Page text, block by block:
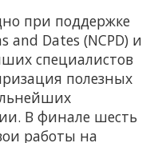
при поддержке
and Dates (NCPD) и
специалистов
полезных
В финале шесть
работы на